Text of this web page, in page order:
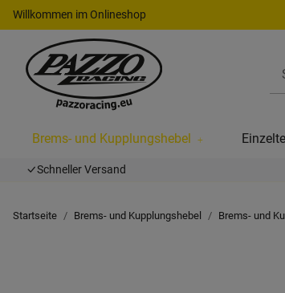
Willkommen im Onlineshop
Brems- und Kupplungshebel
Schneller Versand
Startseite Brems- und Kupplungshebel Brems- und